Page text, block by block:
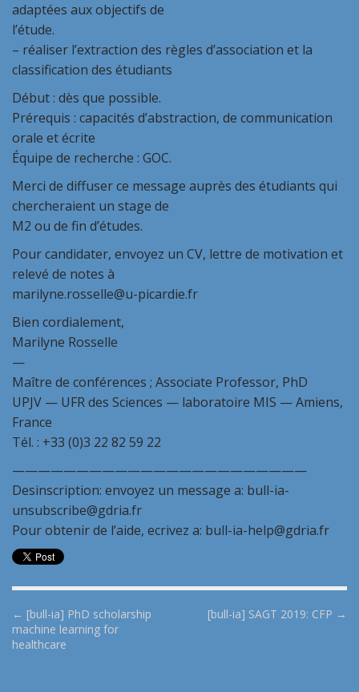
adaptées aux objectifs de
l’étude.
– réaliser l’extraction des règles d’association et la
classification des étudiants
Début : dès que possible.
Prérequis : capacités d’abstraction, de communication
orale et écrite
Équipe de recherche : GOC.
Merci de diffuser ce message auprès des étudiants qui
chercheraient un stage de
M2 ou de fin d’études.
Pour candidater, envoyez un CV, lettre de motivation et
relevé de notes à
marilyne.rosselle@u-picardie.fr
Bien cordialement,
Marilyne Rosselle
—
Maître de conférences ; Associate Professor, PhD
UPJV — UFR des Sciences — laboratoire MIS — Amiens,
France
Tél. : +33 (0)3 22 82 59 22
———————————————————————
Desinscription: envoyez un message a: bull-ia-
unsubscribe@gdria.fr
Pour obtenir de l’aide, ecrivez a: bull-ia-help@gdria.fr
P
o
← [bull-ia] PhD scholarship
machine learning for
healthcare
[bull-ia] SAGT 2019: CFP →